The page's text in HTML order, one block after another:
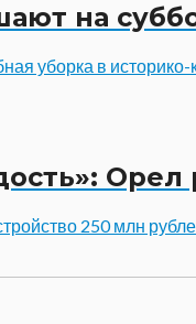
на
уборка в
Орел
250 млн